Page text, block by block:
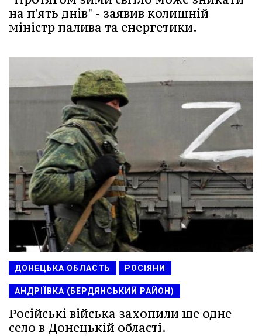
на п'ять днів" - заявив колишній
міністр палива та енергетики.
ДОНЕЦЬКА ОБЛАСТЬ РОСІЯНИ
АНДРІЇВКА (БЕРДЯНСЬКИЙ РАЙОН)
Російські війська захопили ще одне
село в Донецькій області.